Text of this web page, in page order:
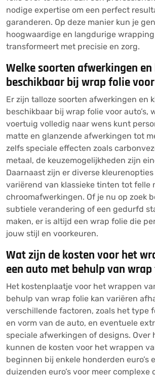
nodige expertise om een perfect
garanderen. Op deze manier kun je
hoogwaardige en langdurige
transformeert met precisie en zorg.
Welke soorten afwerkingen
beschikbaar bij wrap folie voor
Er zijn talloze soorten afwerkingen en
beschikbaar bij wrap folie voor auto’s,
voertuig volledig naar wens kunt
matte en glanzende afwerkingen tot
zelfs speciale effecten zoals
metaal, de keuzemogelijkheden zijn
Daarnaast zijn er diverse
variërend van klassieke tinten tot felle
chroomafwerkingen. Of je nu op zoek
subtiele verandering of een gedurfd
maken, er is altijd een wrap folie die
jouw stijl en voorkeuren.
Wat zijn de kosten voor het
een auto met behulp van
Het kostenplaatje voor het wrappen
behulp van wrap folie kan variëren
verschillende factoren, zoals het type
en vorm van de auto, en eventuele
speciale afwerkingen of designs. Over
kunnen de kosten voor het wrappen
beginnen bij enkele honderden euro’s
duizenden euro’s voor meer complexe